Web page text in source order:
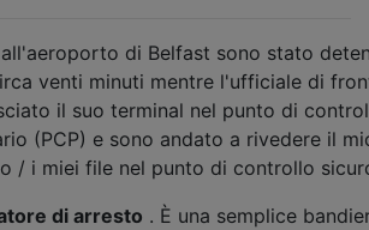
di Belfast sono stato
venti minuti mentre l'ufficiale di
il suo terminal nel punto di
(PCP) e sono andato a rivedere il
/ i miei file nel punto di controllo
di arresto . È una semplice